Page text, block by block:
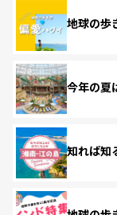
地球の歩
今年の夏
知れば知